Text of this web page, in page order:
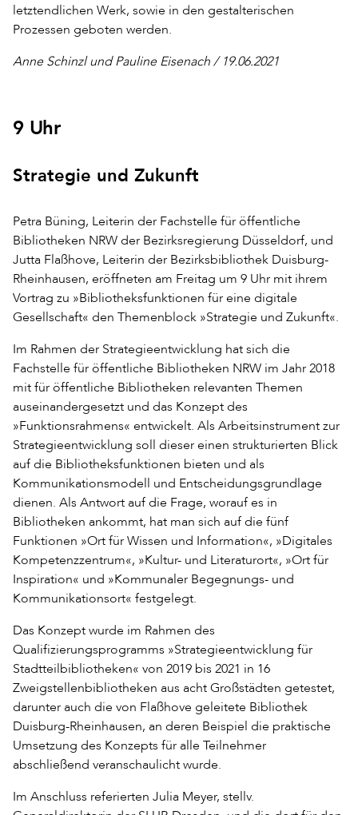
letztendlichen Werk, sowie in den gestalterischen
Prozessen geboten werden.
Anne Schinzl und Pauline Eisenach / 19.06.2021
9 Uhr
Strategie und Zukunft
Petra Büning, Leiterin der Fachstelle für öffentliche
Bibliotheken NRW der Bezirksregierung Düsseldorf, und
Jutta Flaßhove, Leiterin der Bezirksbibliothek Duisburg-
Rheinhausen, eröffneten am Freitag um 9 Uhr mit ihrem
Vortrag zu »Bibliotheksfunktionen für eine digitale
Gesellschaft« den Themenblock »Strategie und Zukunft«.
Im Rahmen der Strategieentwicklung hat sich die
Fachstelle für öffentliche Bibliotheken NRW im Jahr 2018
mit für öffentliche Bibliotheken relevanten Themen
auseinandergesetzt und das Konzept des
»Funktionsrahmens« entwickelt. Als Arbeitsinstrument zur
Strategieentwicklung soll dieser einen strukturierten Blick
auf die Bibliotheksfunktionen bieten und als
Kommunikationsmodell und Entscheidungsgrundlage
dienen. Als Antwort auf die Frage, worauf es in
Bibliotheken ankommt, hat man sich auf die fünf
Funktionen »Ort für Wissen und Information«, »Digitales
Kompetenzzentrum«, »Kultur- und Literaturort«, »Ort für
Inspiration« und »Kommunaler Begegnungs- und
Kommunikationsort« festgelegt.
Das Konzept wurde im Rahmen des
Qualifizierungsprogramms »Strategieentwicklung für
Stadtteilbibliotheken« von 2019 bis 2021 in 16
Zweigstellenbibliotheken aus acht Großstädten getestet,
darunter auch die von Flaßhove geleitete Bibliothek
Duisburg-Rheinhausen, an deren Beispiel die praktische
Umsetzung des Konzepts für alle Teilnehmer
abschließend veranschaulicht wurde.
Im Anschluss referierten Julia Meyer, stellv.